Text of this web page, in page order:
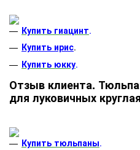
Купить гиацинт.
Купить ирис.
Купить юкку.
Отзыв клиента.
для луковичных
Купить тюльпаны.